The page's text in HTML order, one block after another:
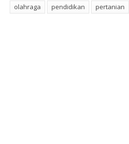
olahraga
pendidikan pertanian